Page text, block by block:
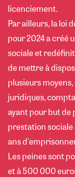
licenciement.
Par ailleurs, la loi
pour 2024 a créé
sociale et
de mettre à
plusieurs
juridiques,
ayant pour but
prestation
ans
Les peines sont
et à 500 000